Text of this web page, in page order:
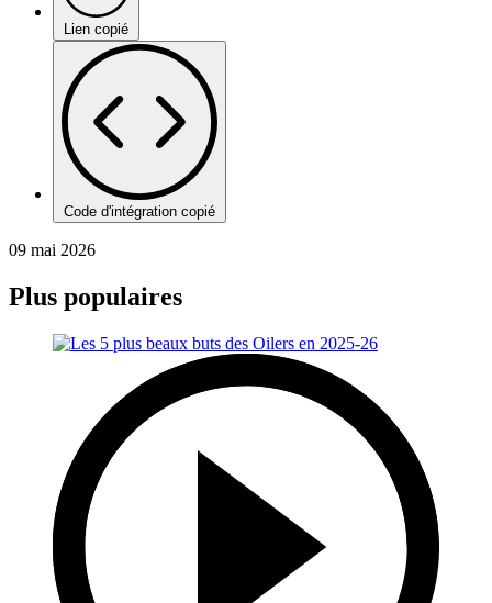
Lien copié
Code d'intégration copié
09 mai 2026
Plus populaires